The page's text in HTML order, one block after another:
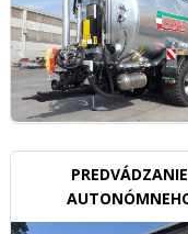
PREDVÁDZANIE
TRAKTORU V